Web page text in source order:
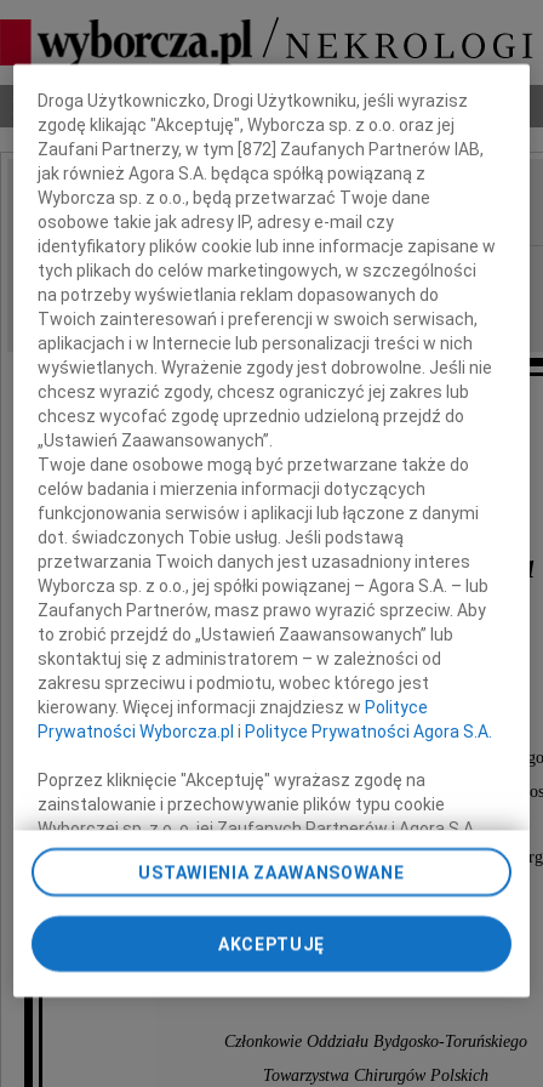
Nekrologi Odeszli Poradnik pogrzebowy
IMIĘ I NAZWISKO: Witold Czechowicz
REGION: Bydgoszcz
DATA EMISJI: 10.03.2011
Z głębokim żalem żegnamy
dr. med.
Witolda Czechowicza
5 marca 2011 roku po długiej chorobie
zmarł dr med. Witold Czechowicz.
Ordynator Oddziału Chirurgii Onkologicznej w
Dyrektor Regionalnego Centrum Onkologii w
Był nauczycielem i mentorem kilku pokoleń
organizatorem chirurgii onkologicznej,
współtwórcą bydgoskiej onkologii,
wielkim autorytetem dla nas wszystkich
Członkowie Oddziału Bydgosko-Toruńskiego
Towarzystwa Chirurgów Polskich
Dbamy o Twoją prywatność
Droga Użytkowniczko, Drogi Użytkowniku, jeśli wyrazisz
zgodę klikając "Akceptuję", Wyborcza sp. z o.o. oraz jej
Zaufani Partnerzy, w tym [872 ] Zaufanych Partnerów IAB,
jak również Agora S.A. będąca spółką powiązaną z
Wyborcza sp. z o.o., będą przetwarzać Twoje dane
osobowe takie jak adresy IP, adresy e-mail czy
identyfikatory plików cookie lub inne informacje zapisane w
tych plikach do celów marketingowych, w szczególności
na potrzeby wyświetlania reklam dopasowanych do
Twoich zainteresowań i preferencji w swoich serwisach,
aplikacjach i w Internecie lub personalizacji treści w nich
wyświetlanych. Wyrażenie zgody jest dobrowolne. Jeśli nie
chcesz wyrazić zgody, chcesz ograniczyć jej zakres lub
chcesz wycofać zgodę uprzednio udzieloną przejdź do
„Ustawień Zaawansowanych”.
Twoje dane osobowe mogą być przetwarzane także do
celów badania i mierzenia informacji dotyczących
funkcjonowania serwisów i aplikacji lub łączone z danymi
dot. świadczonych Tobie usług. Jeśli podstawą
przetwarzania Twoich danych jest uzasadniony interes
Wyborcza sp. z o.o., jej spółki powiązanej – Agora S.A. – lub
Zaufanych Partnerów, masz prawo wyrazić sprzeciw. Aby
to zrobić przejdź do „Ustawień Zaawansowanych” lub
skontaktuj się z administratorem – w zależności od
zakresu sprzeciwu i podmiotu, wobec którego jest
kierowany. Więcej informacji znajdziesz w Polityce
Prywatności Wyborcza.pl i Polityce Prywatności Agora S.A.
Poprzez kliknięcie "Akceptuję" wyrażasz zgodę na
zainstalowanie i przechowywanie plików typu cookie
Wyborczej sp. z o. o. jej Zaufanych Partnerów i Agora S.A.
na Twoim urządzeniu końcowym. Możesz też w każdej
chwili zmienić swoje preferencje dot. plików cookie,
ponownie wywołując narzędzie do zarządzania Twoimi
preferencjami dot. przetwarzania danych poprzez
odnośnik „Ustawienia prywatności” w stopce serwisu i
przechodząc do sekcji „Ustawienia zaawansowane”.
Zmiana ustawień plików cookie możliwa jest także za
My, nasi Zaufani Partnerzy i Agora S.A. możemy
USTAWIENIA ZAAWANSOWANE
AKCEPTUJĘ